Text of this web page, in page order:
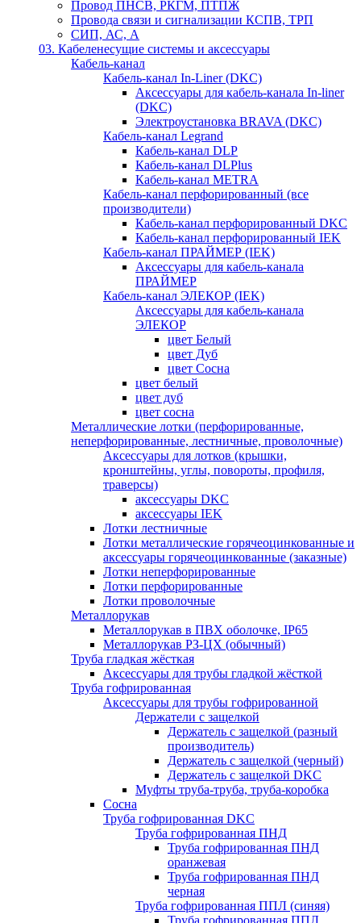
Провод ПНСВ, РКГМ, ПТПЖ
Провода связи и сигнализации КСПВ, ТРП
СИП, АС, А
03. Кабеленесущие системы и аксессуары
Кабель-канал
Кабель-канал In-Liner (DKC)
Аксессуары для кабель-канала In-liner
(DKC)
Электроустановка BRAVA (DKC)
Кабель-канал Legrand
Кабель-канал DLP
Кабель-канал DLPlus
Кабель-канал METRA
Кабель-канал перфорированный (все
производители)
Кабель-канал перфорированный DKC
Кабель-канал перфорированный IEK
Кабель-канал ПРАЙМЕР (IEK)
Аксессуары для кабель-канала
ПРАЙМЕР
Кабель-канал ЭЛЕКОР (IEK)
Аксессуары для кабель-канала
ЭЛЕКОР
цвет Белый
цвет Дуб
цвет Сосна
цвет белый
цвет дуб
цвет сосна
Металлические лотки (перфорированные,
неперфорированные, лестничные, проволочные)
Аксессуары для лотков (крышки,
кронштейны, углы, повороты, профиля,
траверсы)
аксессуары DKC
аксессуары IEK
Лотки лестничные
Лотки металлические горячеоцинкованные и
аксессуары горячеоцинкованные (заказные)
Лотки неперфорированные
Лотки перфорированные
Лотки проволочные
Металлорукав
Металлорукав в ПВХ оболочке, IP65
Металлорукав РЗ-ЦХ (обычный)
Труба гладкая жёсткая
Аксессуары для трубы гладкой жёсткой
Труба гофрированная
Аксессуары для трубы гофрированной
Держатели с защелкой
Держатель с защелкой (разный
производитель)
Держатель с защелкой (черный)
Держатель с защелкой DKC
Муфты труба-труба, труба-коробка
Сосна
Труба гофрированная DKC
Труба гофрированная ПНД
Труба гофрированная ПНД
оранжевая
Труба гофрированная ПНД
черная
Труба гофрированная ППЛ (синяя)
Труба гофрированная ППЛ